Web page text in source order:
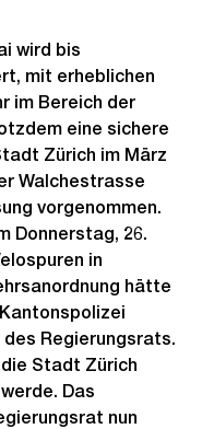
wird bis
mit erheblichen
im Bereich der
eine sichere
Zürich im März
Walchestrasse
vorgenommen.
Donnerstag, 26.
in
hätte
Regierungsrats.
Stadt Zürich
Das
nun